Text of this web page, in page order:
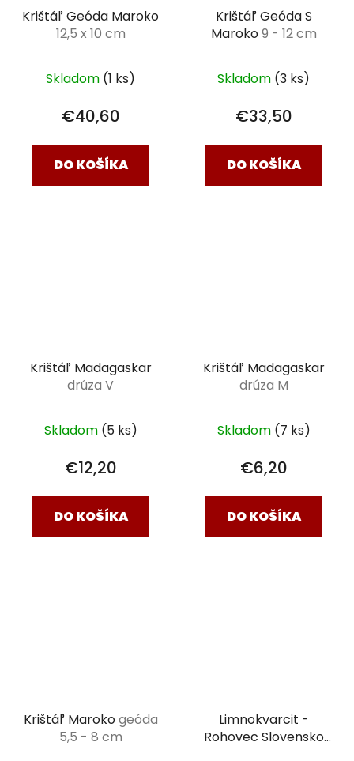
Krištáľ Geóda Maroko
12,5 x 10 cm
Skladom (1 ks)
€40,60
DO KOŠÍKA
Krištáľ Geóda S
Maroko9 - 12 cm
Skladom (3 ks)
€33,50
DO KOŠÍKA
Krištáľ Madagaskar
drúza V
Skladom (5 ks)
€12,20
DO KOŠÍKA
Krištáľ Madagaskar
drúza M
Skladom (7 ks)
€6,20
DO KOŠÍKA
Krištáľ Marokogeóda
5,5 - 8 cm
Limnokvarcit -
Rohovec Slovensko